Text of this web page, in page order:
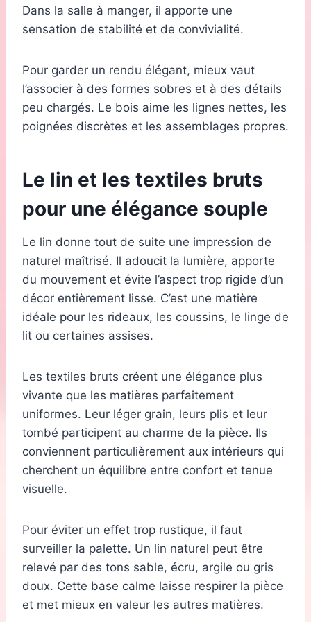
Dans la salle à manger, il apporte une
sensation de stabilité et de convivialité.
Pour garder un rendu élégant, mieux vaut
l’associer à des formes sobres et à des détails
peu chargés. Le bois aime les lignes nettes, les
poignées discrètes et les assemblages propres.
Le lin et les textiles bruts
pour une élégance souple
Le lin donne tout de suite une impression de
naturel maîtrisé. Il adoucit la lumière, apporte
du mouvement et évite l’aspect trop rigide d’un
décor entièrement lisse. C’est une matière
idéale pour les rideaux, les coussins, le linge de
lit ou certaines assises.
Les textiles bruts créent une élégance plus
vivante que les matières parfaitement
uniformes. Leur léger grain, leurs plis et leur
tombé participent au charme de la pièce. Ils
conviennent particulièrement aux intérieurs qui
cherchent un équilibre entre confort et tenue
visuelle.
Pour éviter un effet trop rustique, il faut
surveiller la palette. Un lin naturel peut être
relevé par des tons sable, écru, argile ou gris
doux. Cette base calme laisse respirer la pièce
et met mieux en valeur les autres matières.